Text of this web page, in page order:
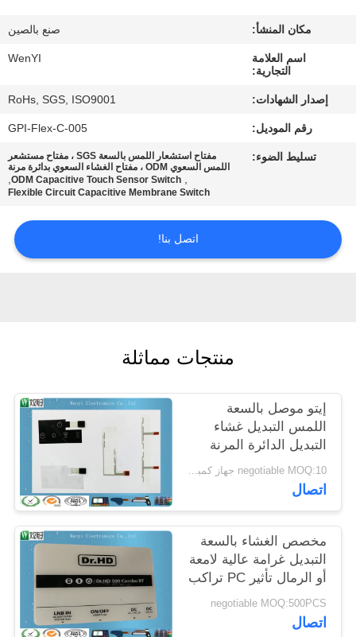
مراقبة
الجودة
اقتباس
مكان المنشأ: صنع بالصين
اسم العلامة
التجارية:
WenYI
إصدار الشهادات: RoHs, SGS, ISO9001
رقم الموديل: GPI-Flex-C-005
تسليط الضوء:
مفتاح استشعار اللمس بالسعة SGS ، مفتاح مستشعر
اللمس السعوي ODM ، مفتاح الغشاء السعوي بدائرة مرنة
,
ODM Capacitive Touch Sensor Switch
,
Flexible Circuit Capacitive Membrane Switch
اتصل بنا!
منتجات مماثلة
إيتو موصل بالسعة
اللمس التبديل غشاء
التبديل الدائرة المرنة
negotiable MOQ:10 جهاز كمبيوتر شخصى / النظام
اتصال
مخصص الغشاء بالسعة
التبديل غرامة عالية لامعة
أو الرمال تأثير PC تراكب
negotiable MOQ:500PCS
اتصال